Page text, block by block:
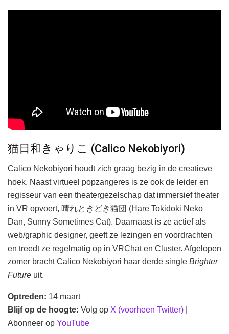
猫日和きゃりこ (Calico Nekobiyori)
Calico Nekobiyori houdt zich graag bezig in de creatieve
hoek. Naast virtueel popzangeres is ze ook de leider en
regisseur van een theatergezelschap dat immersief theater
in VR opvoert, 晴れときどき猫団 (Hare Tokidoki Neko
Dan, Sunny Sometimes Cat). Daarnaast is ze actief als
web/graphic designer, geeft ze lezingen en voordrachten
en treedt ze regelmatig op in VRChat en Cluster. Afgelopen
zomer bracht Calico Nekobiyori haar derde single Brighter
Future uit.
Optreden: 14 maart
Blijf op de hoogte: Volg op X (voorheen Twitter)
Abonneer op YouTube